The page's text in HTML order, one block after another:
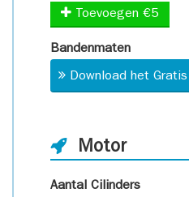
Toevoegen €5
Bandenmaten
Download het
Motor
Aantal Cilinders